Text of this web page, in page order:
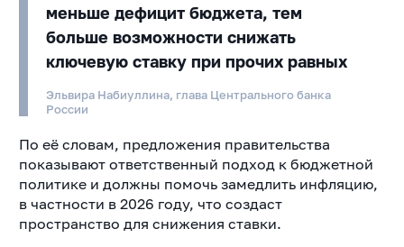
меньше дефицит бюджета, тем
больше возможности снижать
ключевую ставку при прочих равных
Эльвира Набиуллина, глава Центрального банка
России
По её словам, предложения правительства
показывают ответственный подход к бюджетной
политике и должны помочь замедлить инфляцию,
в частности в 2026 году, что создаст
пространство для снижения ставки.